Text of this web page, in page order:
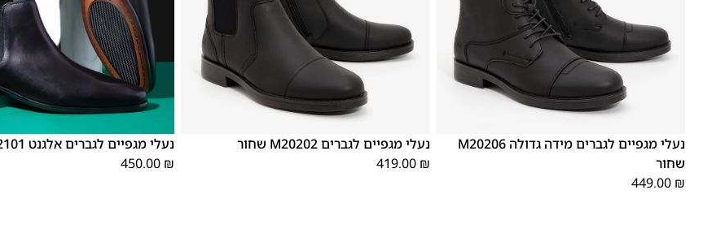
נעלי מגפיים לגברים מידה גדולה M20206
שחור
449.00 ₪
נעלי מגפיים לגברים M20202 שחור
419.00 ₪
נעלי מגפיים לגברים אלגנט 2101-U1 שחור
450.00 ₪